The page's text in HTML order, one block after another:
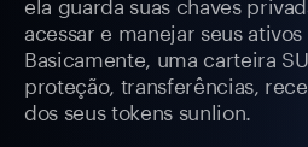
acessar e manejar seus ativos
Basicamente, uma carteira
proteção, transferências,
dos seus tokens sunlion.